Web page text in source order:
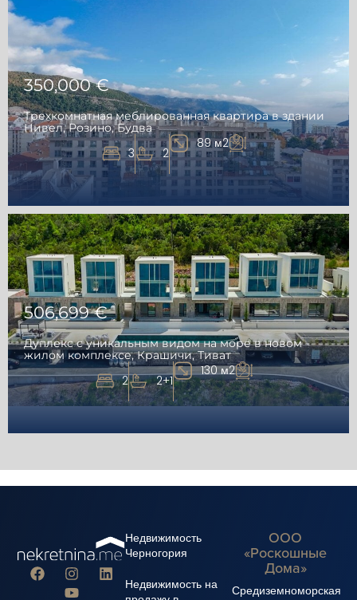
350,000 €
Трехкомнатная меблированная квартира в здании
Нивел, Розино, Будва
3 2
89 м2
506,699 €
Дуплекс с уникальным видом на море в новом
жилом комплексе, Крашичи, Тиват
2 2+1
130 м2
Недвижимость
Черногория
Недвижимость на
ООО
«Роскошные
Дома»
Средиземноморская